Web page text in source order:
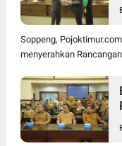
Soppeng,
menyerahkan